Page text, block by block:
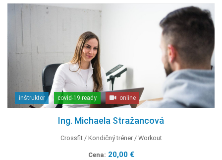
inštruktor covid-19 ready online
Ing. Michaela Stražancová
Crossfit Kondičný tréner Workout
Cena: 20,00 €